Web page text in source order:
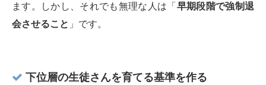
ます。しかし、それでも無理な人は「 早期段階で強制退
会させること 」です。
下位層の生徒さんを育てる基準を作る